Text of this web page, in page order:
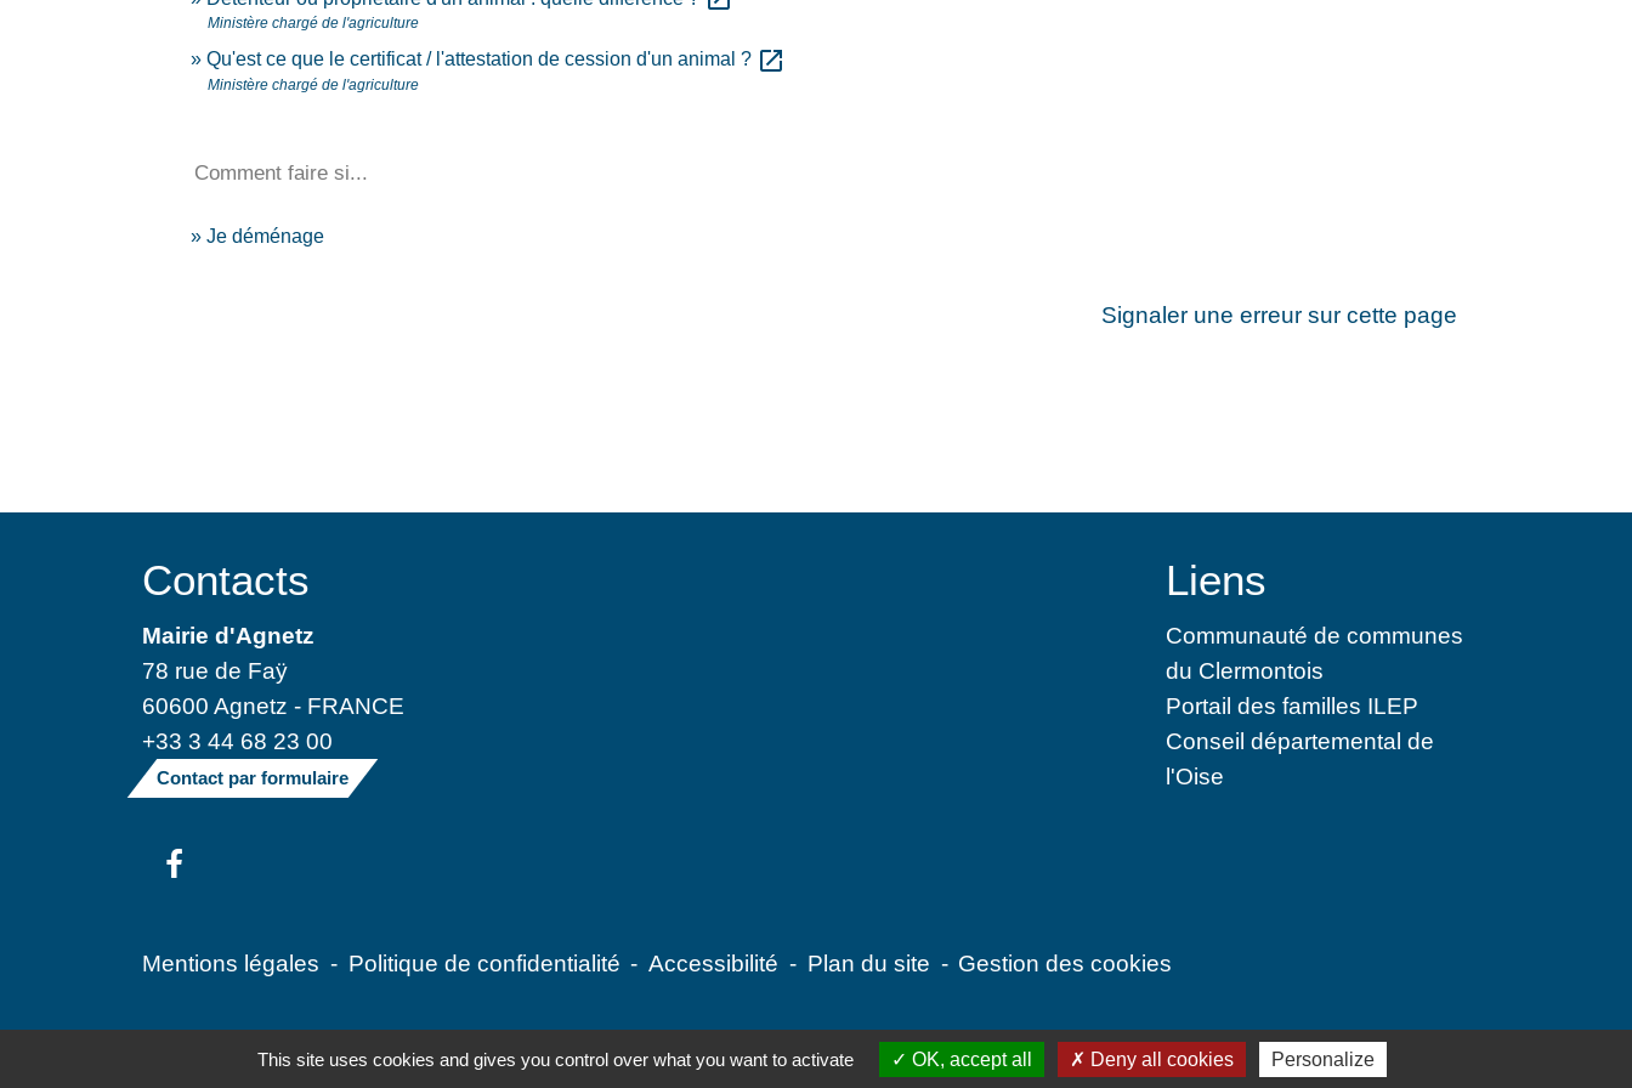
Ministère chargé de l'agriculture
Qu'est ce que le certificat / l'attestation de cession d'un animal ? open_in_new
Ministère chargé de l'agriculture
Comment faire si...
Je déménage
Signaler une erreur sur cette page
Contacts
Mairie d'Agnetz
78 rue de Faÿ
60600 Agnetz - FRANCE
+33 3 44 68 23 00
Contact par formulaire
Liens
Communauté de communes
du Clermontois
Portail des familles ILEP
Conseil départemental de
l'Oise
Mentions légales - Politique de confidentialité - Accessibilité - Plan du site - Gestion des cookies
Site créé en partenariat avec Réseau des Communes
This site uses cookies and gives you control over what you want to activate OK, accept all Deny all cookies Personalize